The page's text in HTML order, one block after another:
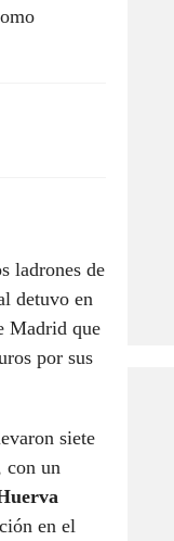
ladrones de
detuvo en
Madrid que
por sus
siete
con un
en el